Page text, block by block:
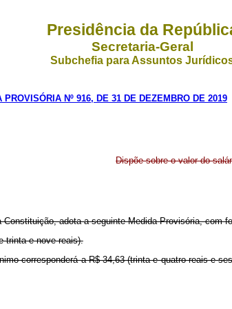
Presidência da
Secretaria-Geral
Subchefia para Assuntos
PROVISÓRIA Nº 916, DE 31 DE DEZEMBRO DE 2019
Dispõe sobre o valor do
Constituição, adota a seguinte Medida Provisória, com
trinta e nove reais).
corresponderá a R$ 34,63 (trinta e quatro reais e